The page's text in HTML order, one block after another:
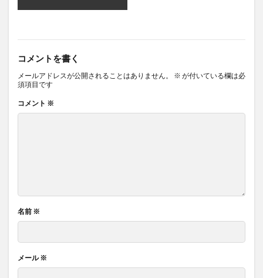
コメントを書く
メールアドレスが公開されることはありません。 ※ が付いている欄は必
須項目です
コメント ※
名前 ※
メール※